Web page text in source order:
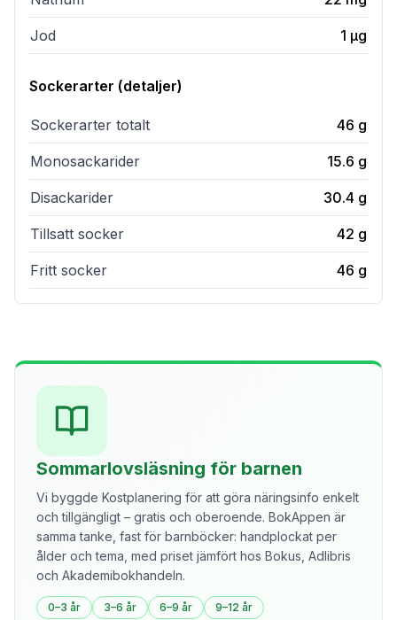
Jod 1 µg
Sockerarter (detaljer)
Sockerarter totalt 46 g
Monosackarider 15.6 g
Disackarider 30.4 g
Tillsatt socker 42 g
Fritt socker 46 g
Sommarlovsläsning för barnen
Vi byggde Kostplanering för att göra näringsinfo enkelt
och tillgängligt – gratis och oberoende. BokAppen är
samma tanke, fast för barnböcker: handplockat per
ålder och tema, med priset jämfört hos Bokus, Adlibris
och Akademibokhandeln.
0–3 år 3–6 år 6–9 år 9–12 år